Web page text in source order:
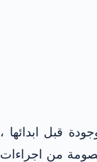
قبل ابدائها ،
من اجراءات